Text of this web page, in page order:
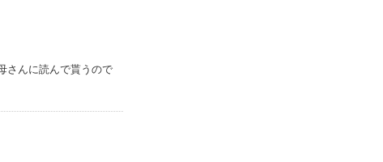
んに読んで貰うので